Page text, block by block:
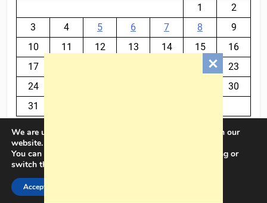
1
2
3
4 5 6 7 8
9
10
11 12 13 14 15
16
17
23
24
30
31
BalkanPlus 2024© Powered By
We are using cookies to give you the best experience on our
website.
You can find out more about which cookies we are using or
switch them off in
Accept